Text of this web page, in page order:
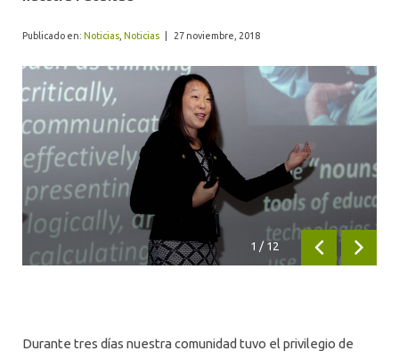
Publicado en: Noticias Noticias 27 noviembre, 2018
1 / 12
Anterior
Durante tres días nuestra comunidad tuvo el privilegio de